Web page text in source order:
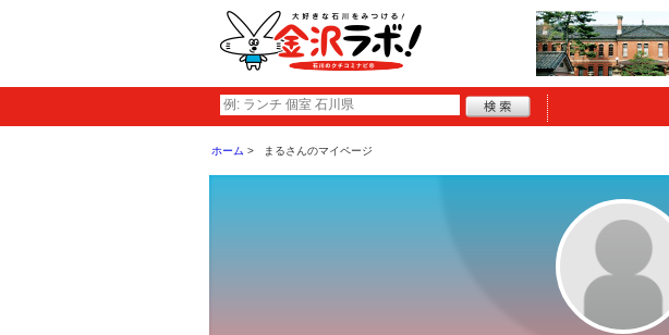
ホーム まるさんのマイページ